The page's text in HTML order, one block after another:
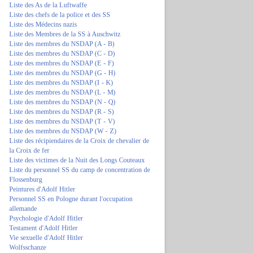
Liste des As de la Luftwaffe
Liste des chefs de la police et des SS
Liste des Médecins nazis
Liste des Membres de la SS à Auschwitz
Liste des membres du NSDAP (A - B)
Liste des membres du NSDAP (C - D)
Liste des membres du NSDAP (E - F)
Liste des membres du NSDAP (G - H)
Liste des membres du NSDAP (I - K)
Liste des membres du NSDAP (L - M)
Liste des membres du NSDAP (N - Q)
Liste des membres du NSDAP (R - S)
Liste des membres du NSDAP (T - V)
Liste des membres du NSDAP (W - Z)
Liste des récipiendaires de la Croix de chevalier de
la Croix de fer
Liste des victimes de la Nuit des Longs Couteaux
Liste du personnel SS du camp de concentration de
Flossenburg
Peintures d'Adolf Hitler
Personnel SS en Pologne durant l'occupation
allemande
Psychologie d'Adolf Hitler
Testament d'Adolf Hitler
Vie sexuelle d'Adolf Hitler
Wolfsschanze